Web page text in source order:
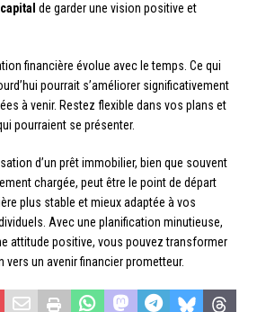
capital de garder une vision positive et
financière évolue avec le temps. Ce qui
pourrait s’améliorer significativement
à venir. Restez flexible dans vos plans et
pourraient se présenter.
d’un prêt immobilier, bien que souvent
chargée, peut être le point de départ
plus stable et mieux adaptée à vos
Avec une planification minutieuse,
attitude positive, vous pouvez transformer
vers un avenir financier prometteur.